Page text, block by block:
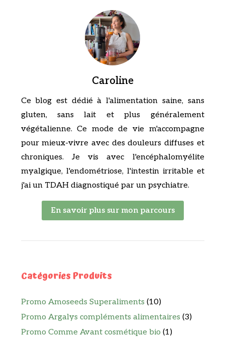
Caroline
Ce blog est dédié à l'alimentation saine, sans
gluten, sans lait et plus généralement
végétalienne. Ce mode de vie m'accompagne
pour mieux-vivre avec des douleurs diffuses et
chroniques. Je vis avec l'encéphalomyélite
myalgique, l'endométriose, l'intestin irritable et
j'ai un TDAH diagnostiqué par un psychiatre.
En savoir plus sur mon parcours
Catégories Produits
Promo Amoseeds Superaliments (10)
Promo Argalys compléments alimentaires (3)
Promo Comme Avant cosmétique bio (1)